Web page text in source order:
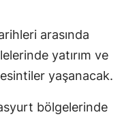
arasında
yatırım ve
yaşanacak.
bölgelerinde